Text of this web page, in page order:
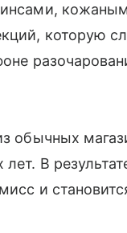
которую
обычных
В
и